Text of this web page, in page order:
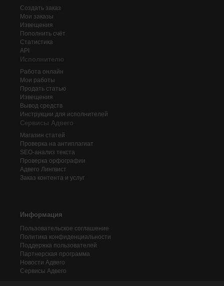
Создать заказ
Мои заказы
Извещения
Пополнить счёт
Статистика
API
Исполнителю
Работа онлайн
Мои работы
Продать статью
Извещения
Вывод средств
Инструкции для исполнителей
Сервисы Адвего
Магазин статей
Проверка на антиплагиат
SEO-анализ текста
Проверка орфографии
Адвего Лингвист
Заказ контента и услуг
Информация
Пользовательское соглашение
Политика конфиденциальности
Поддержка пользователей
Партнерская программа
Новости Адвего
Сервисы Адвего